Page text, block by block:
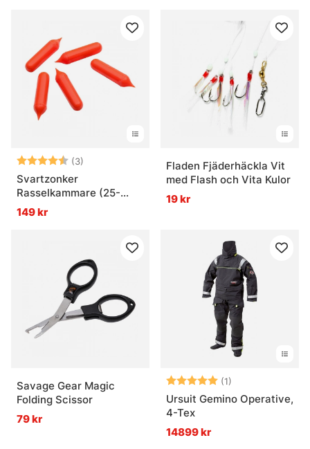
Betyg: (3)
4.7 utav 5 stjärnor
Svartzonker
Rasselkammare (25-
pack)
149 kr
Fladen Fjäderhäckla Vit
med Flash och Vita Kulor
19 kr
Savage Gear Magic
Folding Scissor
79 kr
Betyg: (1)
Ursuit Gemino Operative,
4-Tex
14899 kr